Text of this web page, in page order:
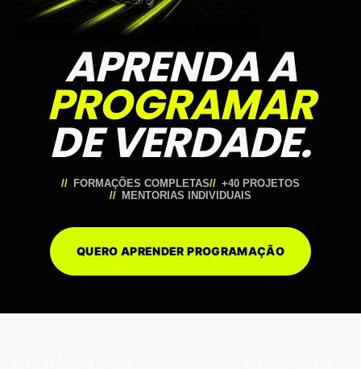
APRENDA A
PROGRAMAR
DE VERDADE.
FORMAÇÕES COMPLETAS
+40 PROJETOS
MENTORIAS INDIVIDUAIS
QUERO APRENDER PROGRAMAÇÃO